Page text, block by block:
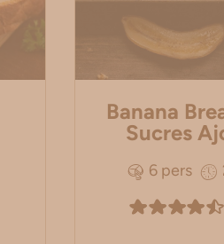
Banana
Sucres
6 pers